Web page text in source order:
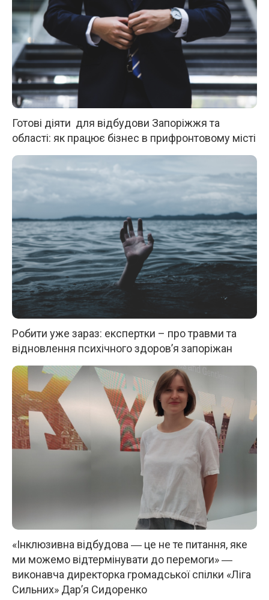
Готові діяти для відбудови Запоріжжя та
області: як працює бізнес в прифронтовому місті
Робити уже зараз: експертки – про травми та
відновлення психічного здоров’я запоріжан
«Інклюзивна відбудова ― це не те питання, яке
ми можемо відтермінувати до перемоги» ―
виконавча директорка громадської спілки «Ліга
Сильних» Дар’я Сидоренко